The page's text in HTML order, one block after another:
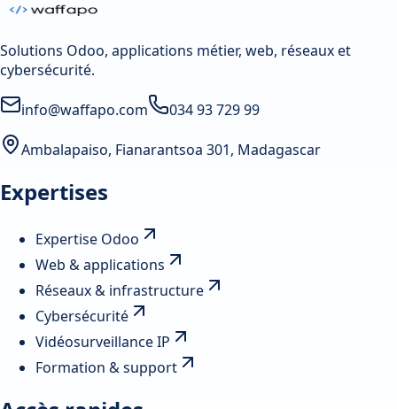
Solutions Odoo, applications métier, web, réseaux et
cybersécurité.
info@waffapo.com 034 93 729 99
Ambalapaiso, Fianarantsoa 301, Madagascar
Expertises
Expertise Odoo
Web & applications
Réseaux & infrastructure
Cybersécurité
Vidéosurveillance IP
Formation & support